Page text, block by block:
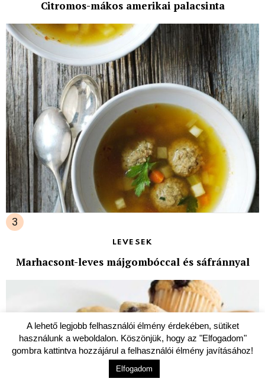
Citromos-mákos amerikai palacsinta
LEVESEK
Marhacsont-leves májgombóccal és sáfránnyal
A lehető legjobb felhasználói élmény érdekében, sütiket
használunk a weboldalon. Köszönjük, hogy az "Elfogadom"
gombra kattintva hozzájárul a felhasználói élmény javításához!
Elfogadom